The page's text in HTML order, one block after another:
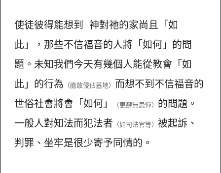
使徒彼得能想到 神對祂的家尚且「如
此」，那些不信福音的人將「如何」的問
題。未知我們今天有幾個人能從教會「如
此」的行為 （膽敢侵佔墓地） 而想不到不信福音的
世俗社會將會「如何」
（更肆無忌憚） 的問題。
一般人對知法而犯法者 （如司法官等）被起訴、
判罪、坐牢是很少寄予同情的。